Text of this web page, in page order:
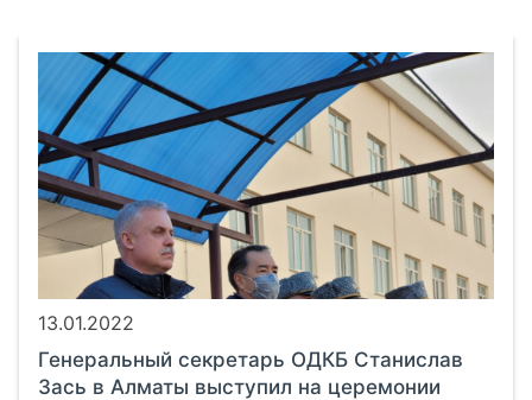
13.01.2022
Генеральный секретарь ОДКБ Станислав
Зась в Алматы выступил на церемонии